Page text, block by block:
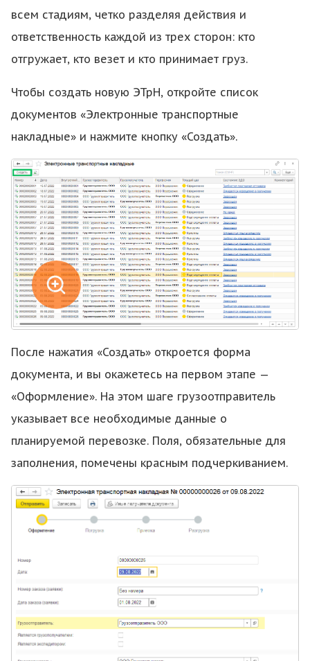
всем стадиям, четко разделяя действия и
ответственность каждой из трех сторон: кто
отгружает, кто везет и кто принимает груз.
Чтобы создать новую ЭТрН, откройте список
документов «Электронные транспортные
накладные» и нажмите кнопку «Создать».
После нажатия «Создать» откроется форма
документа, и вы окажетесь на первом этапе —
«Оформление». На этом шаге грузоотправитель
указывает все необходимые данные о
планируемой перевозке. Поля, обязательные для
заполнения, помечены красным подчеркиванием.